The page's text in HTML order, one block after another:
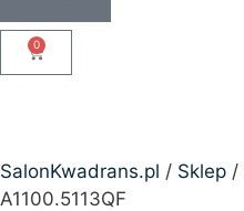
0
SalonKwadrans.pl / Sklep /
A1100.5113QF